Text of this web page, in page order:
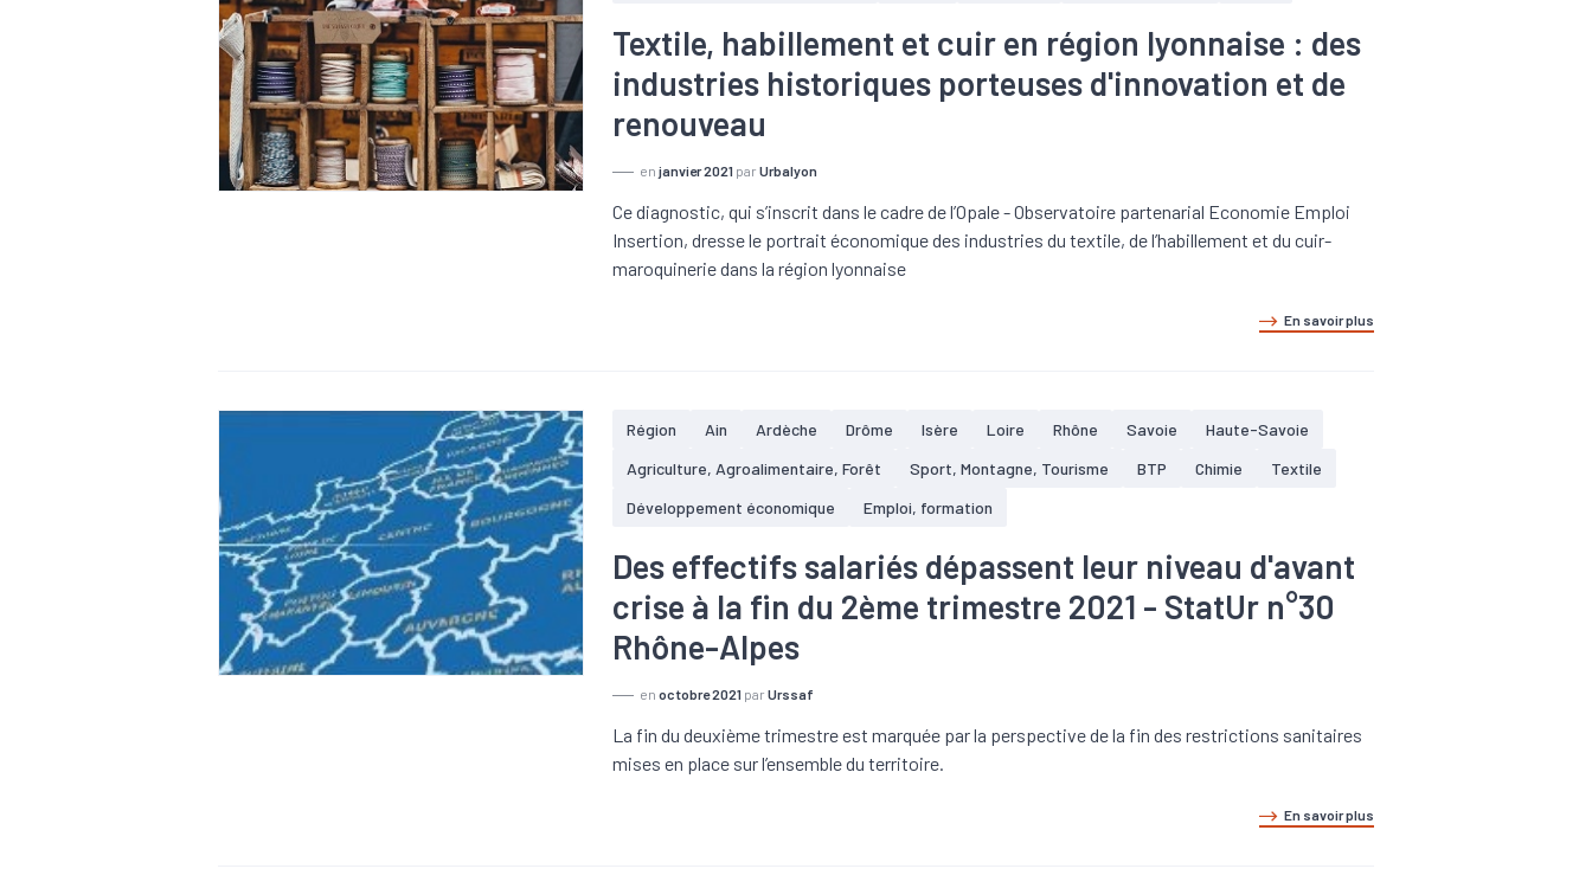
Textile, habillement et cuir en région lyonnaise : des
industries historiques porteuses d'innovation et de
renouveau
enjanvier 2021 parUrbalyon
Ce diagnostic, qui s’inscrit dans le cadre de l’Opale - Observatoire partenarial Economie Emploi
Insertion, dresse le portrait économique des industries du textile, de l’habillement et du cuir-
maroquinerie dans la région lyonnaise
En savoir plus
Région Ain Ardèche Drôme Isère Loire Rhône Savoie
Haute-Savoie
Agriculture, Agroalimentaire, Forêt
Sport, Montagne, Tourisme BTP Chimie
Textile
Développement économique
Emploi, formation
Des effectifs salariés dépassent leur niveau d'avant
crise à la fin du 2ème trimestre 2021 - StatUr n°30
Rhône-Alpes
enoctobre 2021 parUrssaf
La fin du deuxième trimestre est marquée par la perspective de la fin des restrictions sanitaires
mises en place sur l’ensemble du territoire.
En savoir plus